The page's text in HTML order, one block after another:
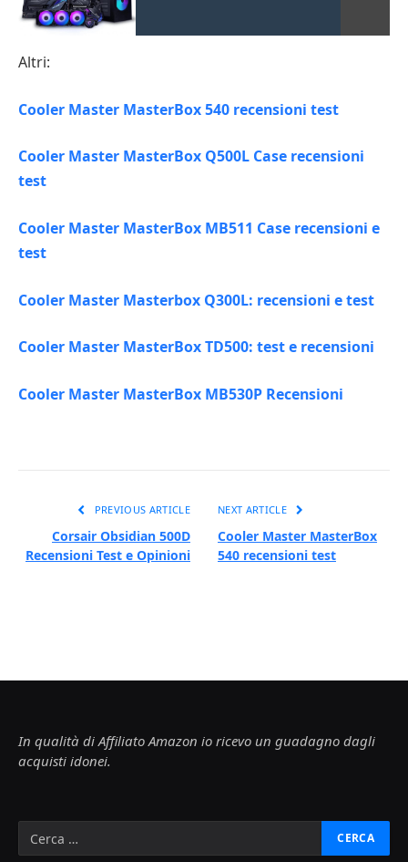
Altri:
Cooler Master MasterBox 540 recensioni test
Cooler Master MasterBox Q500L Case recensioni
test
Cooler Master MasterBox MB511 Case recensioni e
test
Cooler Master Masterbox Q300L: recensioni e test
Cooler Master MasterBox TD500: test e recensioni
Cooler Master MasterBox MB530P Recensioni
PREVIOUS ARTICLE
Corsair Obsidian 500D
Recensioni Test e Opinioni
NEXT ARTICLE
Cooler Master MasterBox
540 recensioni test
In qualità di Affiliato Amazon io ricevo un guadagno dagli
acquisti idonei.